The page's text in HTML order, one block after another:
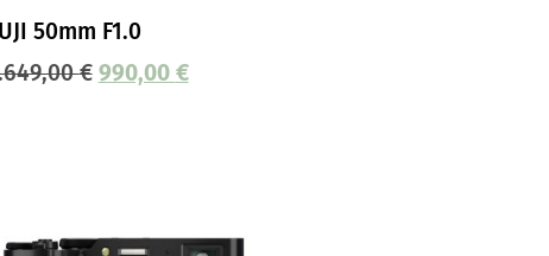
50mm F1.0
€ 990,00 €